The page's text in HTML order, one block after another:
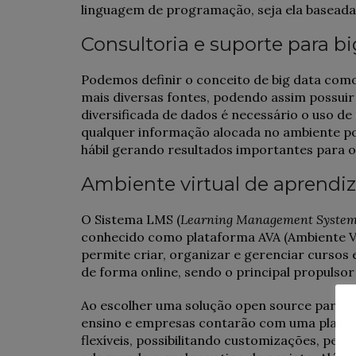
linguagem de programação, seja ela
Consultoria e suporte para
Podemos definir o conceito de big data
mais diversas fontes, podendo assim
diversificada de dados é necessário o uso
qualquer informação alocada no ambiente
hábil gerando resultados importantes para
Ambiente virtual de
O Sistema LMS (Learning Management
conhecido como plataforma AVA (Ambiente
permite criar, organizar e gerenciar cursos
de forma online, sendo o principal
Ao escolher uma solução open source para
ensino e empresas contarão com uma
flexíveis, possibilitando customizações,